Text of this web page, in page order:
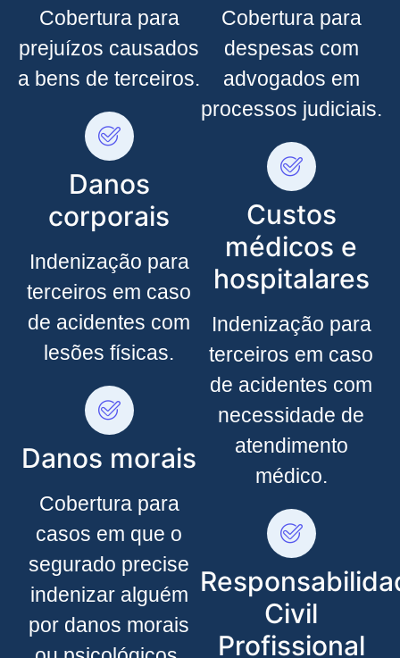
Cobertura para
prejuízos causados
a bens de terceiros.
Danos
corporais
Indenização para
terceiros em caso
de acidentes com
lesões físicas.
Danos morais
Cobertura para
casos em que o
segurado precise
indenizar alguém
por danos morais
Cobertura para
despesas com
advogados em
processos judiciais.
Custos
médicos e
hospitalares
Indenização para
terceiros em caso
de acidentes com
necessidade de
atendimento
médico.
Civil
Profissional